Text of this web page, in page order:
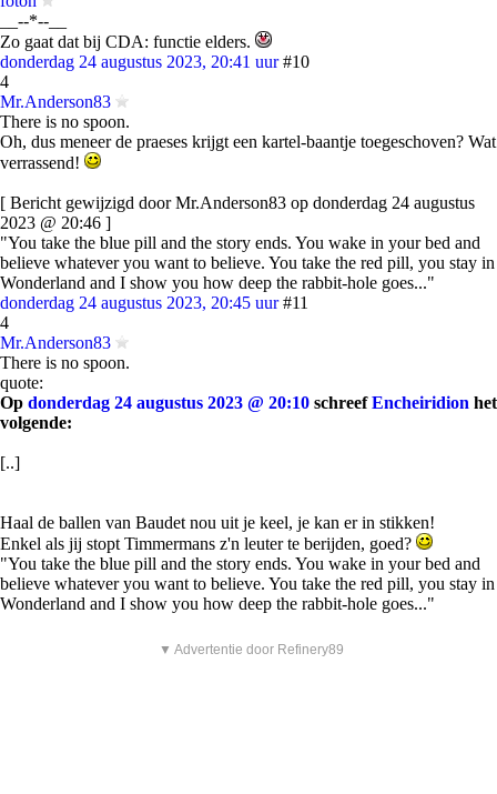
__--*--__
Zo gaat dat bij CDA: functie elders.
donderdag 24 augustus 2023, 20:41 uur #10
4
Mr.Anderson83
There is no spoon.
Oh, dus meneer de praeses krijgt een kartel-baantje toegeschoven? Wat
verrassend!
[ Bericht gewijzigd door Mr.Anderson83 op donderdag 24 augustus
2023 @ 20:46 ]
"You take the blue pill and the story ends. You wake in your bed and
believe whatever you want to believe. You take the red pill, you stay in
Wonderland and I show you how deep the rabbit-hole goes..."
donderdag 24 augustus 2023, 20:45 uur #11
4
Mr.Anderson83
There is no spoon.
quote:
Op donderdag 24 augustus 2023 @ 20:10 schreefEncheiridion het
volgende:
[..]
Haal de ballen van Baudet nou uit je keel, je kan er in stikken!
Enkel als jij stopt Timmermans z'n leuter te berijden, goed?
"You take the blue pill and the story ends. You wake in your bed and
believe whatever you want to believe. You take the red pill, you stay in
Wonderland and I show you how deep the rabbit-hole goes..."
▼ Advertentie door Refinery89